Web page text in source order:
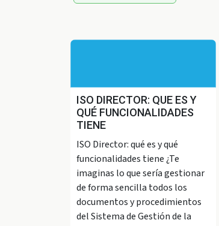
ISO DIRECTOR: QUE ES Y
QUÉ FUNCIONALIDADES
TIENE
ISO Director: qué es y qué
funcionalidades tiene ¿Te
imaginas lo que sería gestionar
de forma sencilla todos los
documentos y procedimientos
del Sistema de Gestión de la